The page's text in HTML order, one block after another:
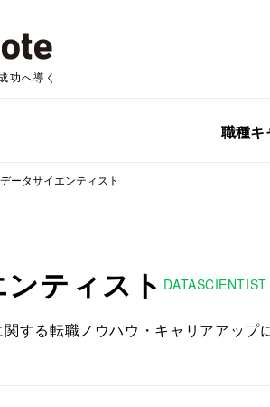
功へ導く
職種キ
データサイエンティスト
ティスト DATASCIENTIST
する転職ノウハウ・キャリアアッ